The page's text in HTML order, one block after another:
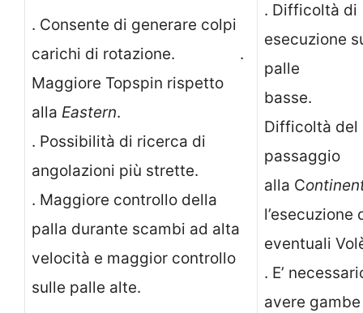
. Consente di generare colpi
carichi di rotazione. .
Maggiore Topspin rispetto
alla Eastern.
. Possibilità di ricerca di
angolazioni più strette.
. Maggiore controllo della
palla durante scambi ad alta
velocità e maggior controllo
sulle palle alte.
. Difficoltà di
esecuzione
palle
Difficoltà del
passaggio
alla C
l’esecuzione
eventuali
. E’
avere gambe